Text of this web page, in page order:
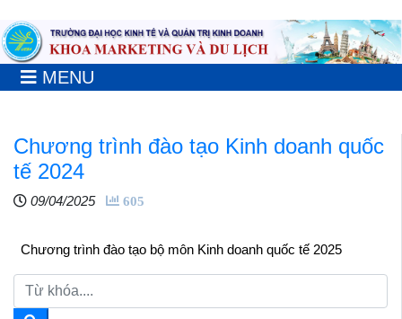
MENU
Chương trình đào tạo Kinh doanh quốc
tế 2024
09/04/2025 605
Chương trình đào tạo bộ môn Kinh doanh quốc tế 2025